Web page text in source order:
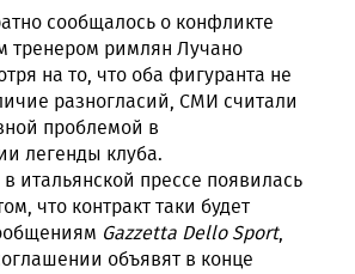
сообщалось о конфликте
тренером римлян Лучано
на то, что оба фигуранта не
разногласий, СМИ считали
проблемой в
легенды клуба.
итальянской прессе появилась
что контракт таки будет
Gazzetta Dello Sport,
объявят в конце